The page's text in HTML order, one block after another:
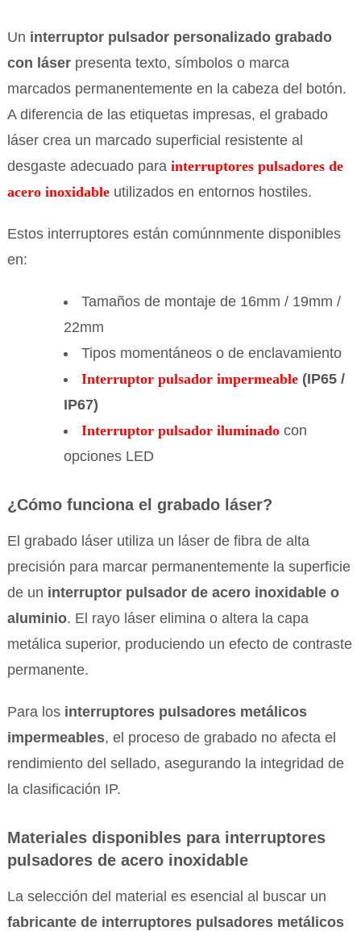
Un interruptor pulsador personalizado grabado
con láserpresenta texto, símbolos o marca
marcados permanentemente en la cabeza del botón.
A diferencia de las etiquetas impresas, el grabado
láser crea un marcado superficial resistente al
desgaste adecuado para interruptores pulsadores de
acero inoxidableutilizados en entornos hostiles.
Estos interruptores están comúnnmente disponibles
en:
Tamaños de montaje de 16mm / 19mm /
22mm
Tipos momentáneos o de enclavamiento
Interruptor pulsador impermeable(IP65 /
IP67)
Interruptor pulsador iluminadocon
opciones LED
¿Cómo funciona el grabado láser?
El grabado láser utiliza un láser de fibra de alta
precisión para marcar permanentemente la superficie
de un interruptor pulsador de acero inoxidable o
aluminio. El rayo láser elimina o altera la capa
metálica superior, produciendo un efecto de contraste
permanente.
Para los interruptores pulsadores metálicos
impermeables, el proceso de grabado no afecta el
rendimiento del sellado, asegurando la integridad de
la clasificación IP.
Materiales disponibles para interruptores
pulsadores de acero inoxidable
La selección del material es esencial al buscar un
fabricante de interruptores pulsadores metálicos